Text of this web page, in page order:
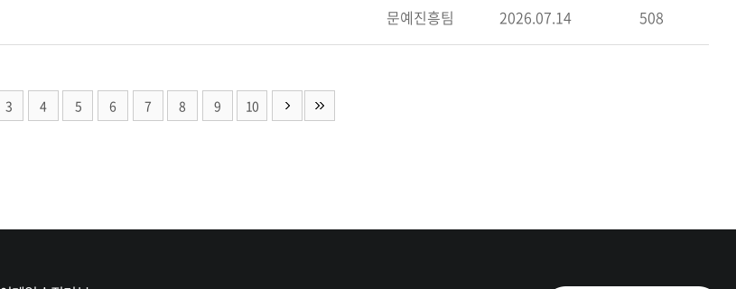
문예진흥팀 2026.07.14 508
3 4 5 6 7 8 9 10